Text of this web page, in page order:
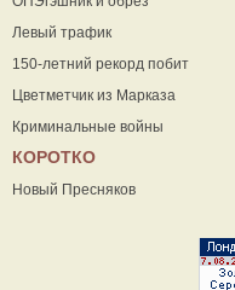
Левый трафик
150-летний рекорд побит
Цветметчик из Марказа
Криминальные войны
КОРОТКО
Новый Пресняков